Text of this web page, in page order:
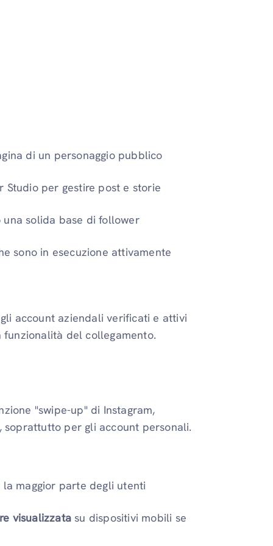
di un personaggio pubblico
Studio per gestire post e storie
una solida base di follower
sono in esecuzione attivamente
account aziendali verificati e attivi
del collegamento.
"swipe-up" di Instagram,
soprattutto per gli account personali.
maggior parte degli utenti
visualizzata su dispositivi mobili se